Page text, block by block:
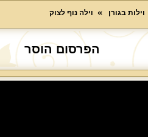
וילות בגורן וילה נוף לצוק
הפרסום הוסר